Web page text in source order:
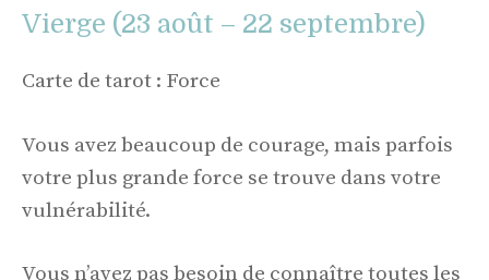
Vierge (23 août – 22 septembre)
Carte de tarot : Force
Vous avez beaucoup de courage, mais parfois
votre plus grande force se trouve dans votre
vulnérabilité.
Vous n’avez pas besoin de connaître toutes les